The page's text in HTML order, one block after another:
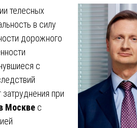
телесных
в силу
дорожного
с
при
Москве с